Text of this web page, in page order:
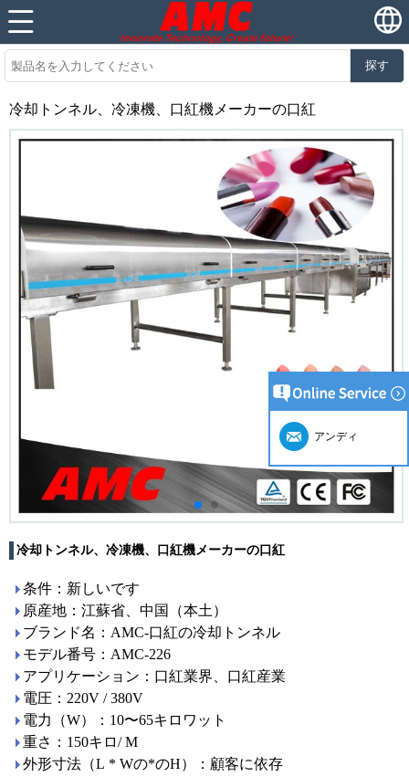
探す
冷却トンネル、冷凍機、口紅機メーカーの口紅
冷却トンネル、冷凍機、口紅機メーカーの口紅
条件：新しいです
原産地：江蘇省、中国（本土）
ブランド名：AMC-口紅の冷却トンネル
モデル番号：AMC-226
アプリケーション：口紅業界、口紅産業
電圧：220V / 380V
電力（W）：10〜65キロワット
重さ：150キロ/ M
外形寸法（L * Wの*のH）：顧客に依存
アンディ